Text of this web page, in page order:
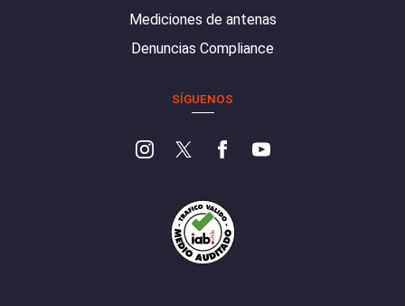
Mediciones de antenas
Denuncias Compliance
SÍGUENOS